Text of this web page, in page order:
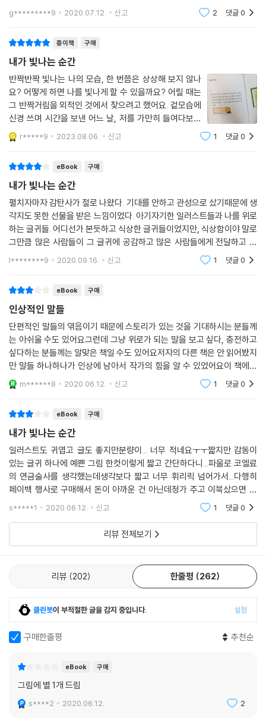
된다’에서는 자신을 먼저 사랑해야만 긍정적인 인관관계를 형성할 수 있다
고 말한다. 다소 유아기적인 ‘자기애’가 아니라 건강한 자존감을 키우는 것
이 타인과의 관계에서 보다 성숙한 태도를 가질 수 있으니까. 3장에서는
“누군가와 감정을 공유할 때, 비로소 이 우주가, 이 세상이 의미를 갖게 됩
니다”(「느끼고 깨닫고」)라고 말하며 ‘나’에서 ‘우리’로 확장되어가는 세계
를 보여준다. 4장에서는 ‘내가 빛나는 순간’들이 쌓여야 비로소 삶에 멋진
마법 같은 변화가 찾아올 수 있음을 알려주고 있다.
모두, 내가 빛나는 순간
“달걀은 외부의 힘으로 깨지면 삶이 끝납니다. 반면 내부의 힘으로 깨지면
새로운 삶이 시작되고요. 언제나 그렇듯 모든 위대함은 내부에서 비롯됩니
다.”(「내부의 힘」) 파울로 코엘료는 세상의 모든 일은 자신을 긍정하고 사
랑하는 것에서 시작된다고 말한다. 독자들은 여기에 실린 짧지만 오래 기
대한데 나에게는 너무 가혹하고 혹독한거 같다. 이 책을 읽고나면 나를 사
랑하는 방법을
g*********9 2020.07.12. 신고 2 댓글0
종이책 구매
내가 빛나는 순간
반짝반짝 빛나는 나의 모습, 한 번쯤은 상상해 보지 않나
요? 어떻게 하면 나를 빛나게 할 수 있을까요? 어릴 때는
그 반짝거림을 외적인 것에서 찾으려고 했어요. 겉모습에
신경 쓰며 시간을 보낸 어느 날, 저를 가만히 들여다보니
반짝거림과는 거리가 먼 공허함만이 가득 찼더라고요. 그
제야 나는 어떤 사람을 보고 반짝거림을 느끼는가 관찰하
r*****9 2023.08.06. 신고 1 댓글0
eBook 구매
내가 빛나는 순간
펼치자마자 감탄사가 절로 나왔다. 기대를 안하고 관성으로 샀기때문에 생
각지도 못한 선물을 받은 느낌이었다. 아기자기한 일러스트들과 나를 위로
하는 글귀들. 어디선가 본듯하고 식상한 글귀들이었지만, 식상함이야 말로
그만큼 많은 사람들이 그 글귀에 공감하고 많은 사람들에게 전달하고 그
빈도만큼 우리가 접했다는 말이지 않겠는가. 식상함을 안고 한자 한자 읽
l********9 2020.09.16. 신고 1 댓글0
eBook 구매
인상적인 말들
단편적인 말들의 엮음이기 때문에 스토리가 있는 것을 기대하시는 분들께
는 아쉬울 수도 있어요그런데 그냥 위로가 되는 말을 보고 싶다, 충전하고
싶다하는 분들께는 알맞은 책일 수도 있어요저자의 다른 책은 안 읽어봤지
만 말들 하나하나가 인상에 남아서 작가의 힘을 알 수 있었어요이 책에서
가장 많이 이야기하는 것은 환경을 탓하거나 남과 비교하지 말라는 것이었
어요 한국의 경
m******8 2020.06.12. 신고 1 댓글0
eBook 구매
내가 빛나는 순간
일러스트도 귀엽고 글도 좋지만분량이... 너무 적네요ㅜㅜ짧지만 감동이
있는 글귀 하나에 예쁜 그림 한컷이렇게 짧고 간단하다니...파울로 코엘료
의 연금술사를 생각했는데생각보다 짧고 너무 휘리릭 넘어가서...다행히
페이백 행사로 구매해서 돈이 아까운 건 아닌데정가 주고 이북샀으면 좀
후회될뻔...ㅎㅎㅎ그냥 지친 마음을 위로하고 싶은데긴 글도 보기 싫다 싶
s*****1 2020.06.12. 신고 1 댓글0
리뷰 전체보기
리뷰 202 한줄평 262
클린봇이 부적절한 글을 감지 중입니다. 설정
구매한줄평 추천순
eBook 구매
그림에 별 1개 드림
s****2 2020.06.12. 2